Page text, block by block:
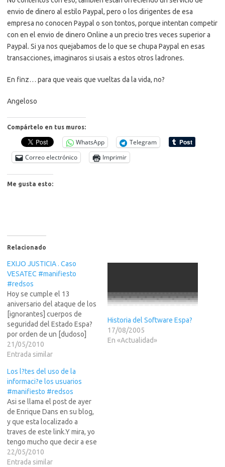
envio de dinero al estilo Paypal, pero o los dirigentes de esa
empresa no conocen Paypal o son tontos, porque intentan competir
con en el envio de dinero Online a un precio tres veces superior a
Paypal. Si ya nos quejabamos de lo que se chupa Paypal en esas
transacciones, imaginaros si usais a estos otros ladrones.
En finz… para que veais que vueltas da la vida, no?
Angeloso
Compártelo en tus muros:
WhatsApp
Telegram
Correo electrónico
Imprimir
Me gusta esto:
Relacionado
EXIJO JUSTICIA . Caso
VESATEC #manifiesto
#redsos
Hoy se cumple el 13
aniversario del ataque de los
[ignorantes] cuerpos de
seguridad del Estado Espa?
por orden de un [dudoso]
Juez, en contra de una
peque?mpresa de Barcelona
ser demandada SIN PRUEBAS
por la BSA, fue
desmantelada y sus
integrantes jodidos por el
resto…
21/05/2010
Entrada similar
Historia del Software Espa?
17/08/2005
En «Actualidad»
Los l?tes del uso de la
informaci?e los usuarios
#manifiesto #redsos
Asi se llama el post de ayer
de Enrique Dans en su blog,
y que esta localizado a
traves de este link.Y mira, yo
tengo mucho que decir a ese
respecto... alli deje un largo
comentario, pero como era
22/05/2010
Entrada similar